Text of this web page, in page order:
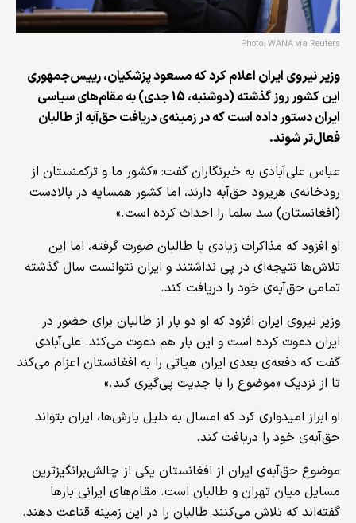
Photo: WANA via Reuters
وزیر نیروی ایران اعلام کرد که مسعود پزشکیان، رییس‌جمهوری
این کشور روز گذشته (دوشنبه، 15 جدی) به مقام‌های سیاسی
ایران دستور داده است که در زمینه‌ی دریافت حق‌آبه از طالبان
فعال‌تر شوند.
عباس علی‌آبادی به خبرنگاران گفت: «کشور ما و ترکمنستان از
رودخانه‌ی هریرود حق‌آبه دارند، اما کشور همسایه در بالادست
(افغانستان) سد سلما را احداث کرده است.»
او افزود که مذاکرات زیادی با طالبان صورت گرفته، اما این
تلاش‌ها نتیجه‌ای در پی نداشتند و ایران نتوانست سال گذشته
تمامی حق‌آبه‌ی خود را دریافت کند.
وزیر نیروی ایران افزود که او دو بار از طالبان برای حضور در
ایران دعوت کرده است و این بار هم دعوت می‌کند. علی‌آبادی
گفت که دفعه‌ی بعدی ایران هیاتی را به افغانستان اعزام می‌کند
تا از نزدیک «موضوع را با جدیت پی‌گیری کند.»
او ابراز امیدواری کرد که امسال به دلیل بارش‌ها، ایران بتواند
حق‌آبه‌ی خود را دریافت کند.
موضوع حق‌آبه‌ی ایران از افغانستان یکی از چالش‌برانگیزترین
مسایل میان تهران و طالبان است. مقام‌های ایرانی بارها
گفته‌اند که تلاش می‌کنند طالبان را در این زمینه قناعت دهند.